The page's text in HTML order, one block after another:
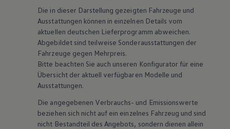
Die in dieser Darstellung gezeigten Fahrzeuge und
Ausstattungen können in einzelnen Details vom
aktuellen deutschen Lieferprogramm abweichen.
Abgebildet sind teilweise Sonderausstattungen der
Fahrzeuge gegen Mehrpreis.
Bitte beachten Sie auch unseren Konfigurator für eine
Übersicht der aktuell verfügbaren Modelle und
Ausstattungen.
Die angegebenen Verbrauchs- und Emissionswerte
beziehen sich nicht auf ein einzelnes Fahrzeug und sind
nicht Bestandteil des Angebots, sondern dienen allein